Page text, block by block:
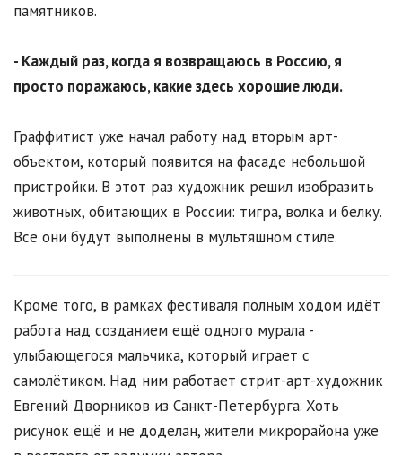
памятников.
- Каждый раз, когда я возвращаюсь в Россию, я
просто поражаюсь, какие здесь хорошие люди.
Граффитист уже начал работу над вторым арт-
объектом, который появится на фасаде небольшой
пристройки. В этот раз художник решил изобразить
животных, обитающих в России: тигра, волка и белку.
Все они будут выполнены в мультяшном стиле.
Кроме того, в рамках фестиваля полным ходом идёт
работа над созданием ещё одного мурала -
улыбающегося мальчика, который играет с
самолётиком. Над ним работает стрит-арт-художник
Евгений Дворников из Санкт-Петербурга. Хоть
рисунок ещё и не доделан, жители микрорайона уже